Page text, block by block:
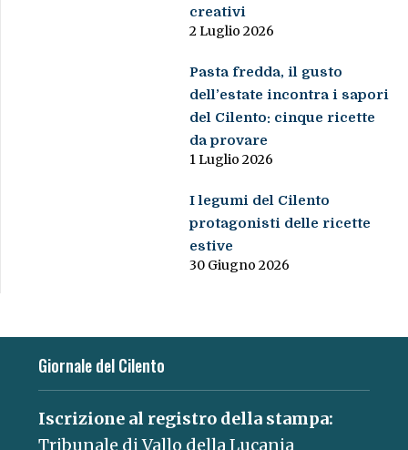
creativi
2 Luglio 2026
Pasta fredda, il gusto
dell’estate incontra i sapori
del Cilento: cinque ricette
da provare
1 Luglio 2026
I legumi del Cilento
protagonisti delle ricette
estive
30 Giugno 2026
Giornale del Cilento
Iscrizione al registro della stampa:
Tribunale di Vallo della Lucania